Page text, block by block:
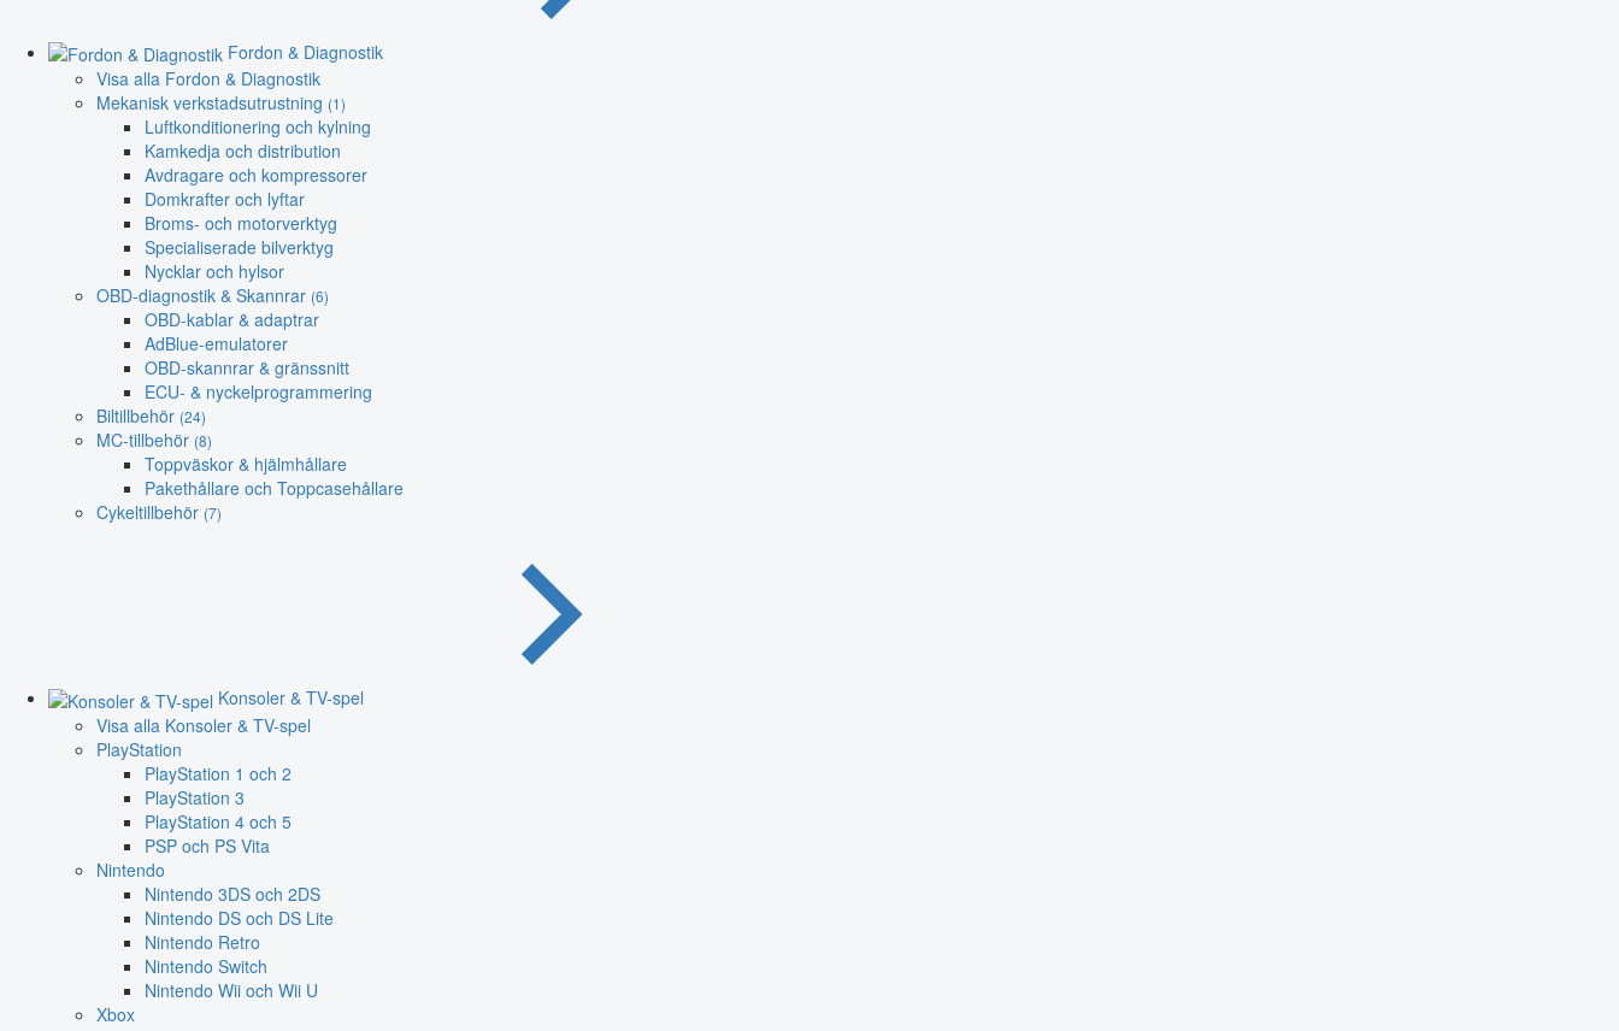
Fordon & Diagnostik
Visa alla Fordon & Diagnostik
Mekanisk verkstadsutrustning (1)
Luftkonditionering och kylning
Kamkedja och distribution
Avdragare och kompressorer
Domkrafter och lyftar
Broms- och motorverktyg
Specialiserade bilverktyg
Nycklar och hylsor
OBD-diagnostik & Skannrar (6)
OBD-kablar & adaptrar
AdBlue-emulatorer
OBD-skannrar & gränssnitt
ECU- & nyckelprogrammering
Biltillbehör (24)
MC-tillbehör (8)
Toppväskor & hjälmhållare
Pakethållare och Toppcasehållare
Cykeltillbehör (7)
Konsoler & TV-spel
Visa alla Konsoler & TV-spel
PlayStation
PlayStation 1 och 2
PlayStation 3
PlayStation 4 och 5
PSP och PS Vita
Nintendo
Nintendo 3DS och 2DS
Nintendo DS och DS Lite
Nintendo Retro
Nintendo Switch
Nintendo Wii och Wii U
Xbox